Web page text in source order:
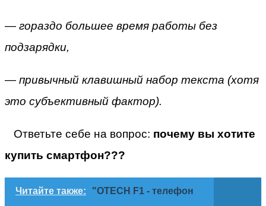
— гораздо большее время работы без
подзарядки,
— привычный клавишный набор текста (хотя
это субъективный фактор).
Ответьте себе на вопрос: почему вы хотите
купить смартфон???
Читайте также: "OTECH F1 - телефон